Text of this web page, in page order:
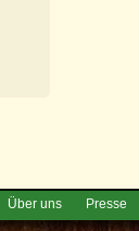
Über uns Presse